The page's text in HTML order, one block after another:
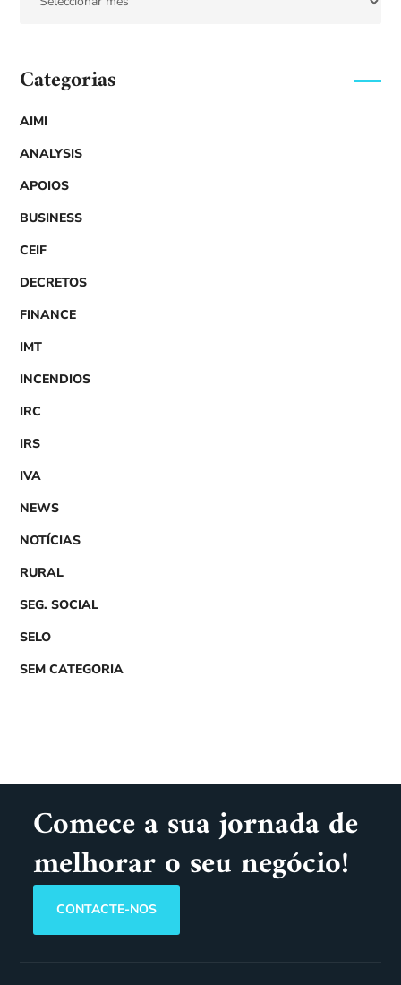
Categorias
AIMI
ANALYSIS
APOIOS
BUSINESS
CEIF
DECRETOS
FINANCE
IMT
INCENDIOS
IRC
IRS
IVA
NEWS
NOTÍCIAS
RURAL
SEG. SOCIAL
SELO
SEM CATEGORIA
Comece a sua jornada de
melhorar o seu negócio!
CONTACTE-NOS